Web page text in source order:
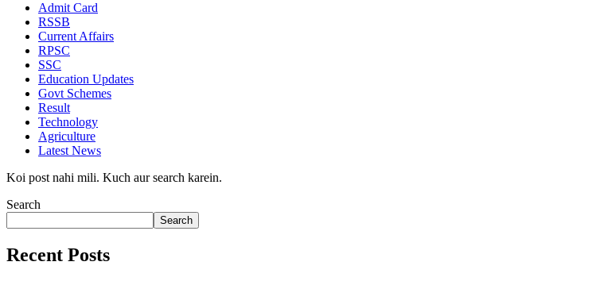
Admit Card
RSSB
Current Affairs
RPSC
SSC
Education Updates
Govt Schemes
Result
Technology
Agriculture
Latest News
Koi post nahi mili. Kuch aur search karein.
Search
Search
Recent Posts